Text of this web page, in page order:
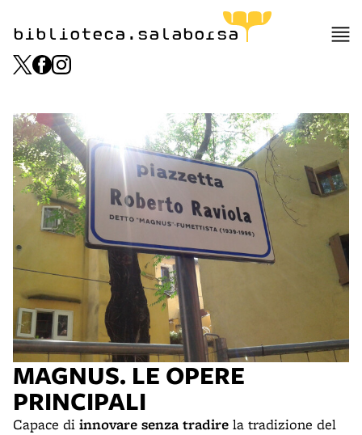
biblioteca.salaborsa
MAGNUS. LE OPERE
PRINCIPALI
Capace di innovare senza tradire la tradizione del